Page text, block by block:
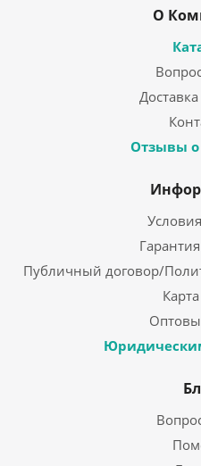
О
Отзывы о
Публичный договор/